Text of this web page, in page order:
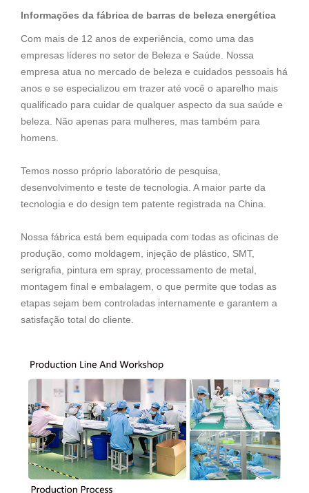
Informações da fábrica de barras de beleza energética
Com mais de 12 anos de experiência, como uma das
empresas líderes no setor de Beleza e Saúde. Nossa
empresa atua no mercado de beleza e cuidados pessoais há
anos e se especializou em trazer até você o aparelho mais
qualificado para cuidar de qualquer aspecto da sua saúde e
beleza. Não apenas para mulheres, mas também para
homens.
Temos nosso próprio laboratório de pesquisa,
desenvolvimento e teste de tecnologia. A maior parte da
tecnologia e do design tem patente registrada na China.
Nossa fábrica está bem equipada com todas as oficinas de
produção, como moldagem, injeção de plástico, SMT,
serigrafia, pintura em spray, processamento de metal,
montagem final e embalagem, o que permite que todas as
etapas sejam bem controladas internamente e garantem a
satisfação total do cliente.